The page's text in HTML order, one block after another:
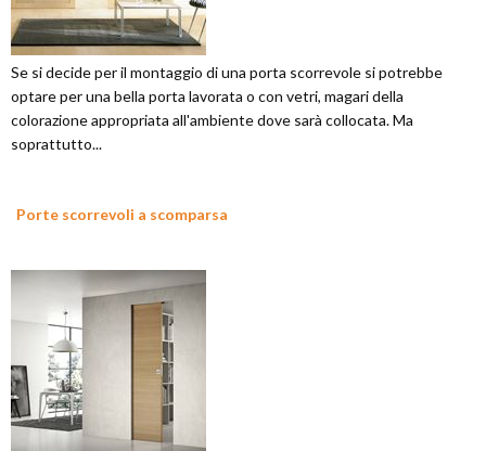
Se si decide per il montaggio di una porta scorrevole si potrebbe
optare per una bella porta lavorata o con vetri, magari della
colorazione appropriata all'ambiente dove sarà collocata. Ma
soprattutto...
Porte scorrevoli a scomparsa